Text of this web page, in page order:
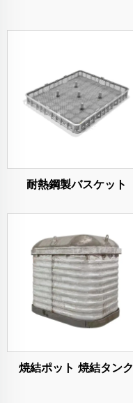
耐熱鋼製バスケット
焼結ポット 焼結タンク